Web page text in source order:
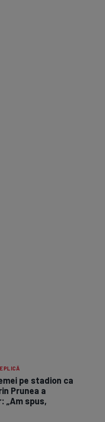
pe stadion ca
Prunea a
„Am spus,